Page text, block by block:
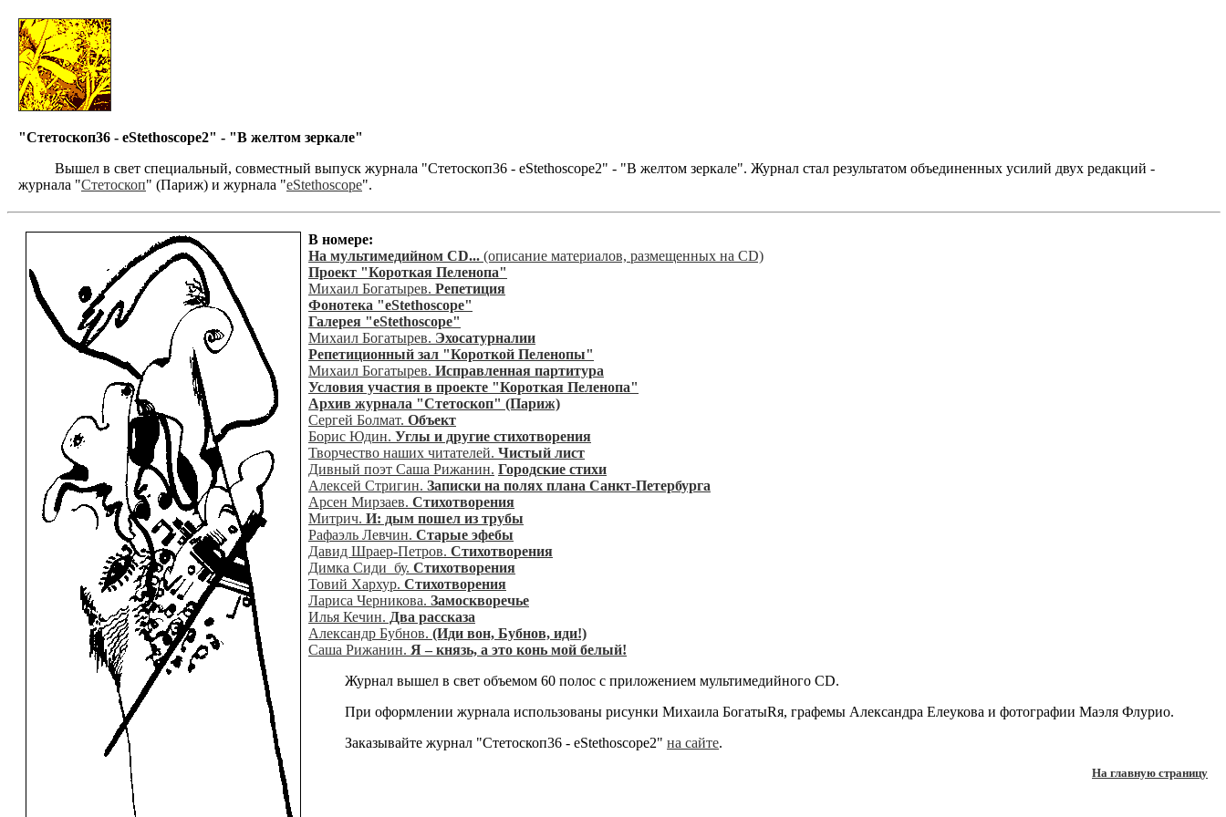
"Стетоскоп36 - eStethoscope2" - "В желтом зеркале"
Вышел в свет специальный, совместный выпуск журнала "Стетоскоп36 - eStethoscope2" - "В желтом зеркале". Журнал стал результатом объединенных усилий двух редакций -
журнала "Стетоскоп" (Париж) и журнала "eStethoscope".
В номере:
На мультимедийном CD... (описание материалов, размещенных на CD)
Проект "Короткая Пеленопа"
Михаил Богатырев. Репетиция
Фонотека "eStethoscope"
Галерея "eStethoscope"
Михаил Богатырев. Эхосатурналии
Репетиционный зал "Короткой Пеленопы"
Михаил Богатырев. Исправленная партитура
Условия участия в проекте "Короткая Пеленопа"
Архив журнала "Стетоскоп" (Париж)
Сергей Болмат. Объект
Борис Юдин. Углы и другие стихотворения
Творчество наших читателей. Чистый лист
Дивный поэт Саша Рижанин. Городские стихи
Алексей Стригин. Записки на полях плана Санкт-Петербурга
Арсен Мирзаев. Стихотворения
Митрич. И: дым пошел из трубы
Рафаэль Левчин. Старые эфебы
Давид Шраер-Петров. Стихотворения
Димка Сиди_бу. Стихотворения
Товий Хархур. Стихотворения
Лариса Черникова. Замоскворечье
Илья Кечин. Два рассказа
Александр Бубнов. (Иди вон, Бубнов, иди!)
Саша Рижанин. Я – князь, а это конь мой белый!
Журнал вышел в свет объемом 60 полос с приложением мультимедийного CD.
При оформлении журнала использованы рисунки Михаила БогатыRя, графемы Александра Елеукова и фотографии Маэля Флурио.
Заказывайте журнал "Стетоскоп36 - eStethoscope2" на сайте.
На главную страницу